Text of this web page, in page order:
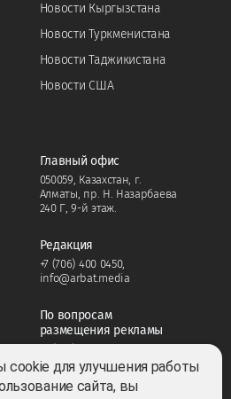
Новости Кыргызстана
Новости Туркменистана
Новости Таджикистана
Новости США
Главный офис
050059, Казахстан, г.
Алматы, пр. Н. Назарбаева
240 Г, 9-й этаж.
Редакция
+7 (706) 400 0450,
info@arbat.media
По вопросам
размещения рекламы
adv@arbat.media
для улучшения работы
сайта, вы